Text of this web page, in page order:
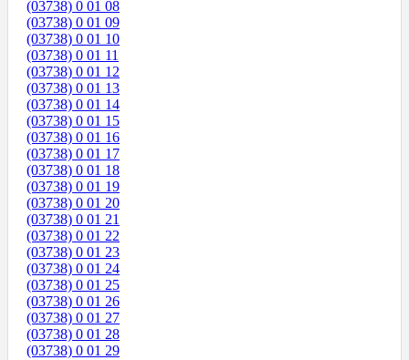
(03738) 0 01 08
(03738) 0 01 09
(03738) 0 01 10
(03738) 0 01 11
(03738) 0 01 12
(03738) 0 01 13
(03738) 0 01 14
(03738) 0 01 15
(03738) 0 01 16
(03738) 0 01 17
(03738) 0 01 18
(03738) 0 01 19
(03738) 0 01 20
(03738) 0 01 21
(03738) 0 01 22
(03738) 0 01 23
(03738) 0 01 24
(03738) 0 01 25
(03738) 0 01 26
(03738) 0 01 27
(03738) 0 01 28
(03738) 0 01 29